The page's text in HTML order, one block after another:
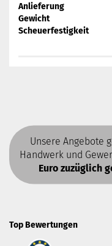
Anlieferung
Gewicht
Scheuerfestigkeit
Unsere Angebote
Handwerk und
Euro zuzüglich
Top Bewertungen